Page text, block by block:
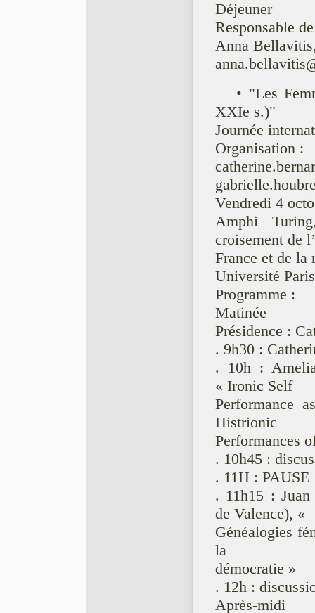
Déjeuner
Responsable
Anna
• "Les
XXIe s.)"
Journée
Organisation :
Vendredi 4
Amphi
croisement de
France et de
Université
Programme :
Matinée
Présidence :
. 9h30 :
. 10h :
« Ironic Self
Performance
Histrionic
Performances
. 10h45 :
. 11H : PAUSE
. 11h15 :
de Valence), «
Généalogies
la
démocratie »
. 12h :
Après-midi